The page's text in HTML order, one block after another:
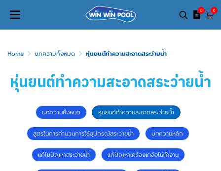
0 0
Home บทความทั้งหมด หุ่นยนต์ทำความสะอาดสระว่ายน้ำ
หุ่นยนต์ทำความสะอาดสระว่ายน้ำ
บทความทั้งหมด หุ่นยนต์ทำความสะอาดสระว่ายน้ำ
สูตรในการคำนวนการใช้อุปกรณ์สระว่ายน้ำ บทความหลัก
แก้ไขปัญหาสระว่ายน้ำ แก้ปัญหาเครื่องเกลือไม่ทำงาน